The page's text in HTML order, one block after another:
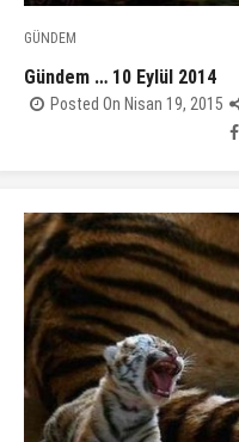
GÜNDEM
Gündem … 10 Eylül 2014
Posted On Nisan 19, 2015